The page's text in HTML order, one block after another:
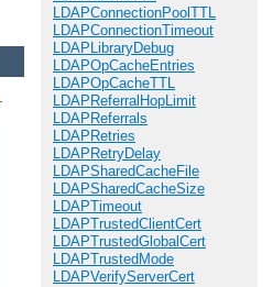
LDAPConnectionPoolTTL
LDAPConnectionTimeout
LDAPLibraryDebug
LDAPOpCacheEntries
LDAPOpCacheTTL
LDAPReferralHopLimit
LDAPReferrals
LDAPRetries
LDAPRetryDelay
LDAPSharedCacheFile
LDAPSharedCacheSize
LDAPTimeout
LDAPTrustedClientCert
LDAPTrustedGlobalCert
LDAPTrustedMode
LDAPVerifyServerCert